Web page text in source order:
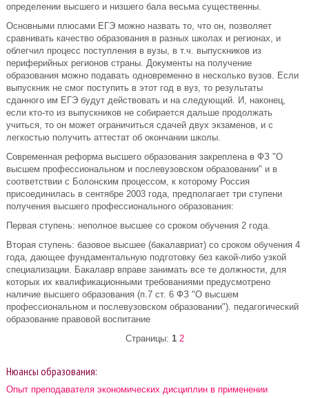
определении высшего и низшего бала весьма существенны.
Основными плюсами ЕГЭ можно назвать то, что он, позволяет
сравнивать качество образования в разных школах и регионах, и
облегчил процесс поступления в вузы, в т.ч. выпускников из
периферийных регионов страны. Документы на получение
образования можно подавать одновременно в несколько вузов. Если
выпускник не смог поступить в этот год в вуз, то результаты
сданного им ЕГЭ будут действовать и на следующий. И, наконец,
если кто-то из выпускников не собирается дальше продолжать
учиться, то он может ограничиться сдачей двух экзаменов, и с
легкостью получить аттестат об окончании школы.
Современная реформа высшего образования закреплена в ФЗ "О
высшем профессиональном и послевузовском образовании" и в
соответствии с Болонским процессом, к которому Россия
присоединилась в сентябре 2003 года, предполагает три ступени
получения высшего профессионального образования:
Первая ступень: неполное высшее со сроком обучения 2 года.
Вторая ступень: базовое высшее (бакалавриат) со сроком обучения 4
года, дающее фундаментальную подготовку без какой-либо узкой
специализации. Бакалавр вправе занимать все те должности, для
которых их квалификационными требованиями предусмотрено
наличие высшего образования (п.7 ст. 6 ФЗ "О высшем
профессиональном и послевузовском образовании"). педагогический
образование правовой воспитание
Страницы: 1 2
Нюансы образования:
Опыт преподавателя экономических дисциплин в применении